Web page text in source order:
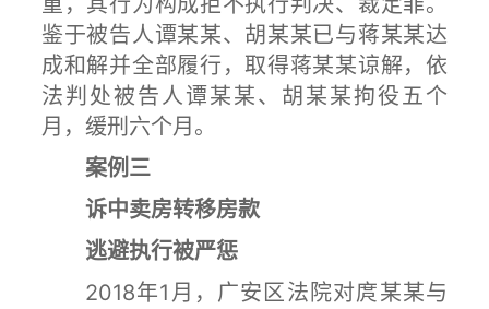
鉴于被告人谭某某、胡某某已与蒋某某达
成和解并全部履行，取得蒋某某谅解，依
法判处被告人谭某某、胡某某拘役五个
月，缓刑六个月。
案例三
诉中卖房转移房款
逃避执行被严惩
2018年1月，广安区法院对庹某某与